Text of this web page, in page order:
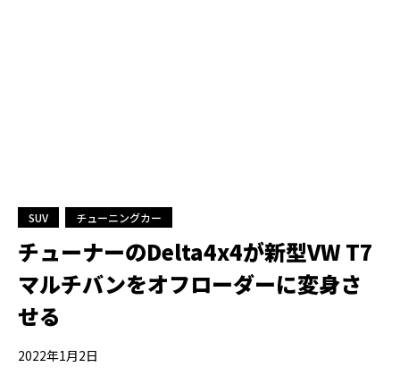
SUV チューニングカー
チューナーのDelta4x4が新型VW T7
マルチバンをオフローダーに変身さ
せる
2022年1月2日